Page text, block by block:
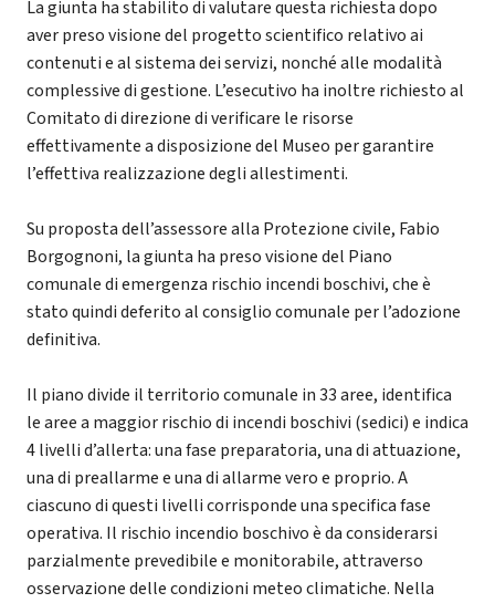
La giunta ha stabilito di valutare questa richiesta dopo
aver preso visione del progetto scientifico relativo ai
contenuti e al sistema dei servizi, nonché alle modalità
complessive di gestione. L’esecutivo ha inoltre richiesto al
Comitato di direzione di verificare le risorse
effettivamente a disposizione del Museo per garantire
l’effettiva realizzazione degli allestimenti.
Su proposta dell’assessore alla Protezione civile, Fabio
Borgognoni, la giunta ha preso visione del Piano
comunale di emergenza rischio incendi boschivi, che è
stato quindi deferito al consiglio comunale per l’adozione
definitiva.
Il piano divide il territorio comunale in 33 aree, identifica
le aree a maggior rischio di incendi boschivi (sedici) e indica
4 livelli d’allerta: una fase preparatoria, una di attuazione,
una di preallarme e una di allarme vero e proprio. A
ciascuno di questi livelli corrisponde una specifica fase
operativa. Il rischio incendio boschivo è da considerarsi
parzialmente prevedibile e monitorabile, attraverso
osservazione delle condizioni meteo climatiche. Nella